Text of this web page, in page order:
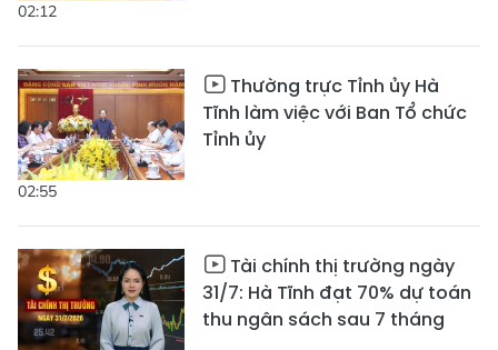
02:12
02:55
Thường trực Tỉnh ủy Hà
Tĩnh làm việc với Ban Tổ chức
Tỉnh ủy
Tài chính thị trường ngày
31/7: Hà Tĩnh đạt 70% dự toán
thu ngân sách sau 7 tháng